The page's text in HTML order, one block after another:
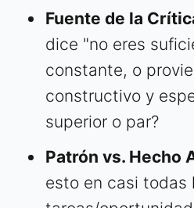
Fuente de la
dice "no eres
constante, o
constructivo y
superior o par?
Patrón vs. Hecho
esto en casi todas